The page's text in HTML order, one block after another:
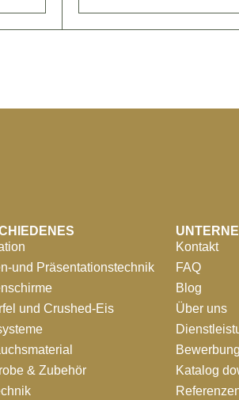
und Präsentationstechnik
und Crushed-Eis
& Zubehör
Kontakt
FAQ
Blog
Über uns
Katalog